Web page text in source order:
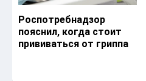
Роспотребнадзор
пояснил, когда стоит
прививаться от гриппа